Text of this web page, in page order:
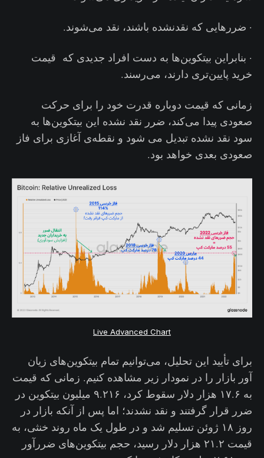
· ضررهایی که نقدنشده باشند، نقد می‌شوند.
· بنابراین بیتکوین‌ها به دست افراد جدیدی که قیمت
خرید پایین‌تری دارند، می‌رسند.
زمانی که قیمت‌ دوباره قدرت خود را برای حرکت
صعودی پیدا می‌کند، ضرر نقد نشده این بیتکوین‌ها به
سود نقد نشده تبدیل می شود و نقطه‌ی آغازی برای فاز
صعودی بعدی خواهد بود.
Live Advanced Chart
برای تأیید این تحلیل، می‌توانیم تمام بیتکوین‌های زیان
آور بازار را در نمودار زیر مشاهده کنیم. زمانی که قیمت
به ۱۷.۶ هزار دلار سقوط کرد، ۹.۲۱۶ میلیون بیتکوین در
ضرر قرار گرفتند و نقد نشدند؛ اما پس از آنکه بازار در
روز ۱۸ ژوئن تسلیم شد و در طول یک ماه روند خنثی، به
قیمت ۲۱.۲ هزار دلار رسید، حجم بیتکوین‌های ضررآور